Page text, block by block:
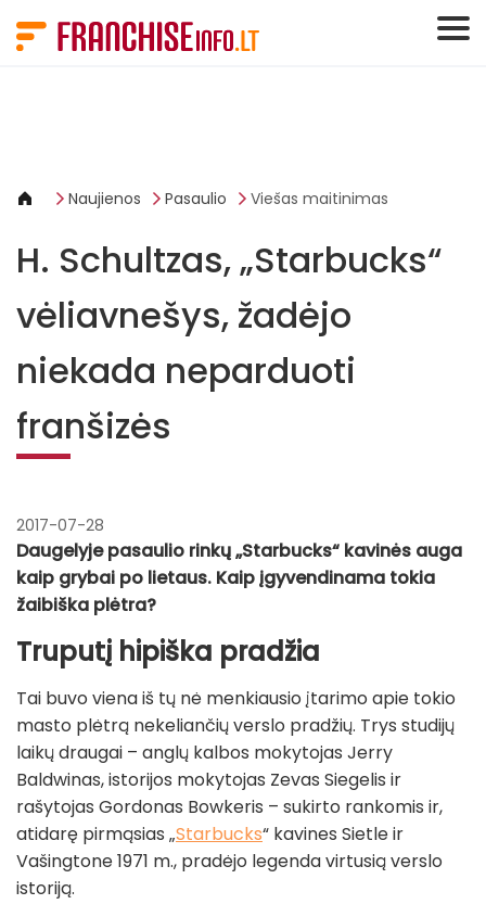
Naujienos Pasaulio Viešas maitinimas
H. Schultzas, „Starbucks“
vėliavnešys, žadėjo
niekada neparduoti
franšizės
2017-07-28
Daugelyje pasaulio rinkų „Starbucks“ kavinės auga
kaip grybai po lietaus. Kaip įgyvendinama tokia
žaibiška plėtra?
Truputį hipiška pradžia
Tai buvo viena iš tų nė menkiausio įtarimo apie tokio
masto plėtrą nekeliančių verslo pradžių. Trys studijų
laikų draugai – anglų kalbos mokytojas Jerry
Baldwinas, istorijos mokytojas Zevas Siegelis ir
rašytojas Gordonas Bowkeris – sukirto rankomis ir,
atidarę pirmąsias „Starbucks“ kavines Sietle ir
Vašingtone 1971 m., pradėjo legenda virtusią verslo
istoriją.